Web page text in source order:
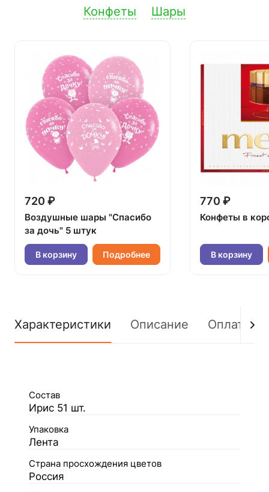
Конфеты Шары
720 ₽
Воздушные шары "Спасибо
за дочь" 5 штук
В корзину Подробнее
770 ₽
Конфеты в
В корзину
Характеристики Описание Оплата
Состав
Ирис 51 шт.
Упаковка
Лента
Страна просхождения цветов
Россия